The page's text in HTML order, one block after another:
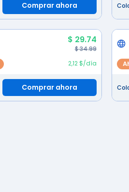
Comprar ahora
$ 29.74
$ 34.99
2,12 $/día
Comprar ahora